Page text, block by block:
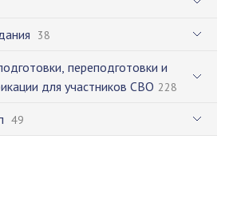
38
переподготовки и
для участников СВО 228
49